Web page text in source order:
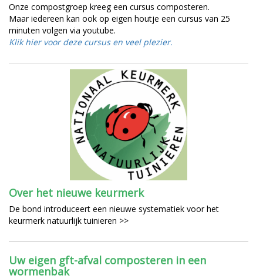
Onze compostgroep kreeg een cursus composteren.
Maar iedereen kan ook op eigen houtje een cursus van 25
minuten volgen via youtube.
Klik hier voor deze cursus en veel plezier.
Over het nieuwe keurmerk
De bond introduceert een nieuwe systematiek voor het
keurmerk natuurlijk tuinieren >>
Uw eigen gft-afval composteren in een
wormenbak